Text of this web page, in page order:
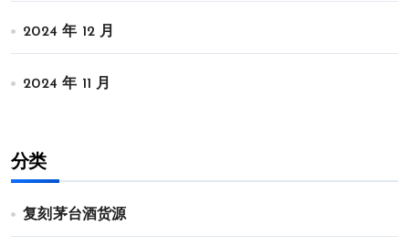
2024 年 12 月
2024 年 11 月
分类
复刻茅台酒货源